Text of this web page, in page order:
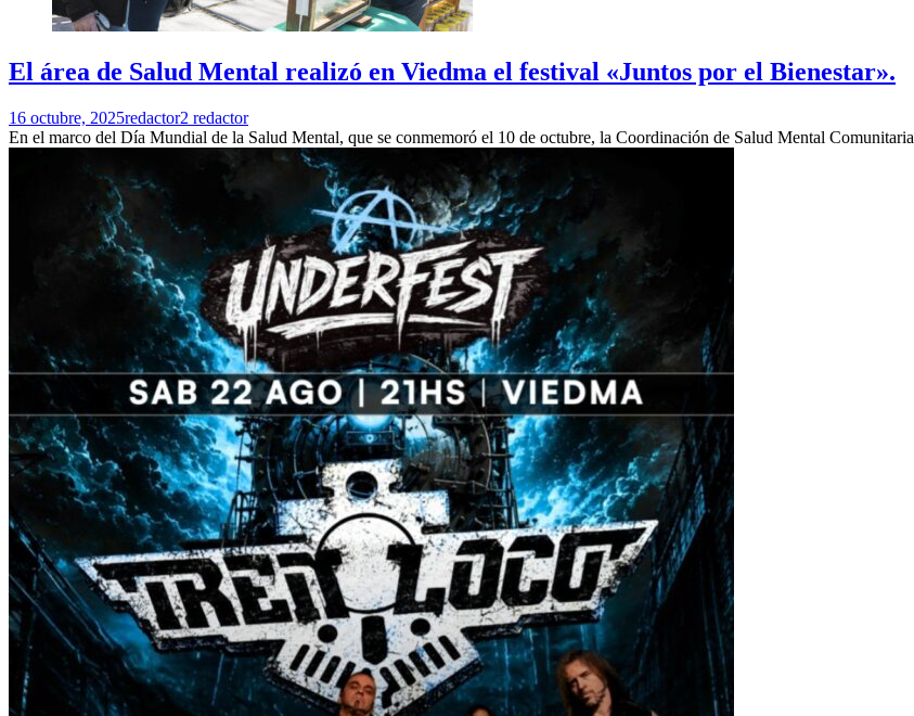
El área de Salud Mental realizó en Viedma el festival «Juntos por el Bienestar».
16 octubre, 2025redactor2 redactor
En el marco del Día Mundial de la Salud Mental, que se conmemoró el 10 de octubre, la Coordinación de Salud Mental Comunitaria